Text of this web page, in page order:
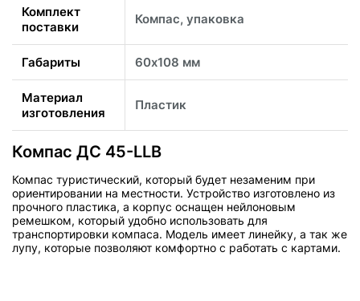
Комплект
поставки
Компас, упаковка
Габариты 60х108 мм
Материал
изготовления
Пластик
Компас ДС 45-LLB
Компас туристический, который будет незаменим при
ориентировании на местности. Устройство изготовлено из
прочного пластика, а корпус оснащен нейлоновым
ремешком, который удобно использовать для
транспортировки компаса. Модель имеет линейку, а так же
лупу, которые позволяют комфортно с работать с картами.